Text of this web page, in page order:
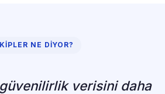
NE DIYOR?
verisini daha